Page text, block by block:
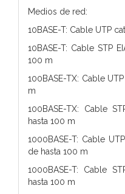
Medios de red:
10BASE-T: Cable UTP
10BASE-T: Cable STP
100 m
100BASE-TX: Cable
m
100BASE-TX: Cable
hasta 100 m
1000BASE-T: Cable
de hasta 100 m
1000BASE-T: Cable
hasta 100 m